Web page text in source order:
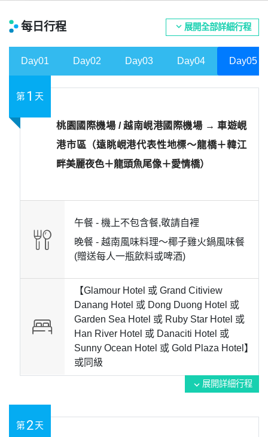
每日行程 expand_more 展開全部詳細行程
Day01 Day02 Day03 Day04 Day05
第1 天
桃園國際機場 / 越南峴港國際機場 → 車遊峴
港市區（遠眺峴港代表性地標～龍橋＋韓江
畔美麗夜色＋龍頭魚尾像＋愛情橋）
午餐 - 機上不包含餐,敬請自裡
晚餐 - 越南風味料理～椰子雞火鍋風味餐
(贈送每人一瓶飲料或啤酒)
【Glamour Hotel 或 Grand Citiview
Danang Hotel 或 Dong Duong Hotel 或
Garden Sea Hotel 或 Ruby Star Hotel 或
Han River Hotel 或 Danaciti Hotel 或
Sunny Ocean Hotel 或 Gold Plaza Hotel】
或同級
expand_more 展開詳細行程
第2天